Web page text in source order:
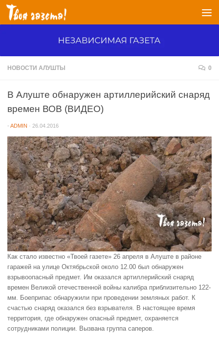
Перейти к содержимому
НОВОСТИ АЛУШТЫ 0
В Алуште обнаружен артиллерийский снаряд
времен ВОВ (ВИДЕО)
- ADMIN · 26.04.2016
Как стало известно «Твоей газете» 26 апреля в Алуште в районе
гаражей на улице Октябрьской около 12.00 был обнаружен
взрывоопасный предмет. Им оказался артиллерийский снаряд
времен Великой отечественной войны калибра приблизительно 122-
мм. Боеприпас обнаружили при проведении земляных работ. К
счастью снаряд оказался без взрывателя. В настоящее время
территория, где обнаружен опасный предмет, охраняется
сотрудниками полиции. Вызвана группа саперов.